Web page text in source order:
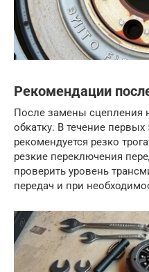
Рекомендации
После замены сцепления
обкатку. В течение
рекомендуется резко
резкие переключения
проверить уровень
передач и при